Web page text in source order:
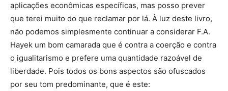
aplicações econômicas específicas, mas posso prever
que terei muito do que reclamar por lá. À luz deste livro,
não podemos simplesmente continuar a considerar F.A.
Hayek um bom camarada que é contra a coerção e contra
o igualitarismo e prefere uma quantidade razoável de
liberdade. Pois todos os bons aspectos são ofuscados
por seu tom predominante, que é este: